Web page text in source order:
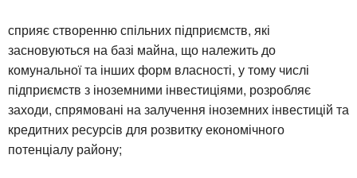
сприяє створенню спільних підприємств, які
засновуються на базі майна, що належить до
комунальної та інших форм власності, у тому числі
підприємств з іноземними інвестиціями, розробляє
заходи, спрямовані на залучення іноземних інвестицій та
кредитних ресурсів для розвитку економічного
потенціалу району;